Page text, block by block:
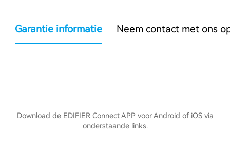
Garantie informatie Neem contact met ons
Download de EDIFIER Connect APP voor Android of iOS via
onderstaande links.